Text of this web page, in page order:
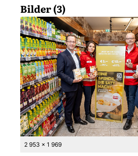
Bilder (3)
2 953 x 1 969